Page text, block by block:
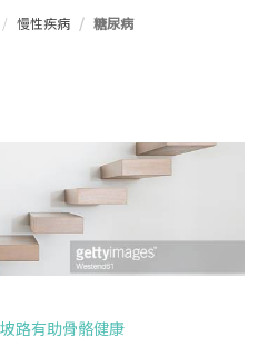
慢性疾病 糖尿病
路有助骨骼健康